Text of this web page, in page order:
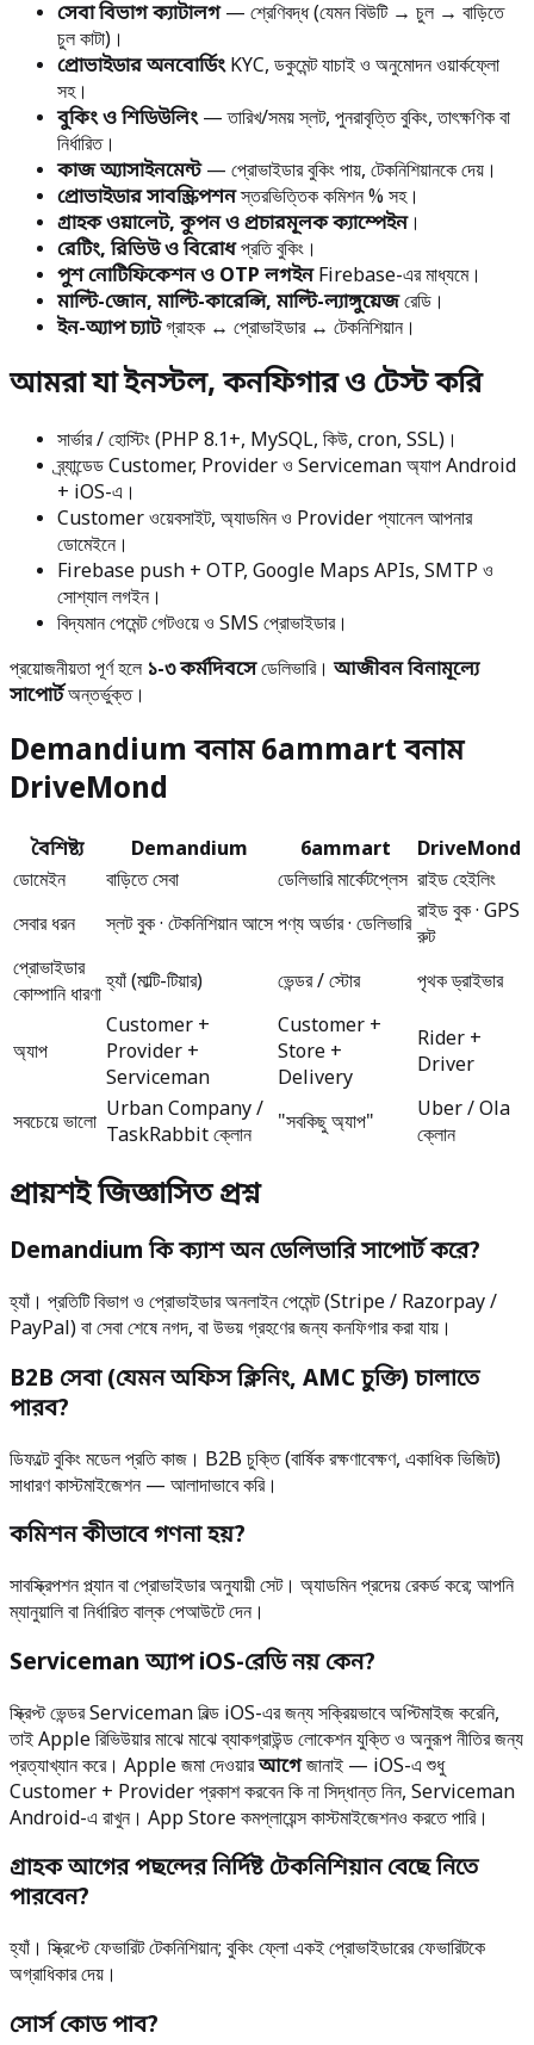
সেবা বিভাগ ক্যাটালগ— শ্রেণিবদ্ধ (যেমন বিউটি → চুল → বাড়িতে
চুল কাটা)।
প্রোভাইডার অনবোর্ডিংKYC, ডকুমেন্ট যাচাই ও অনুমোদন ওয়ার্কফ্লো
সহ।
বুকিং ও শিডিউলিং— তারিখ/সময় স্লট, পুনরাবৃত্তি বুকিং, তাৎক্ষণিক বা
নির্ধারিত।
কাজ অ্যাসাইনমেন্ট— প্রোভাইডার বুকিং পায়, টেকনিশিয়ানকে দেয়।
প্রোভাইডার সাবস্ক্রিপশনস্তরভিত্তিক কমিশন % সহ।
গ্রাহক ওয়ালেট, কুপন ও প্রচারমূলক ক্যাম্পেইন।
রেটিং, রিভিউ ও বিরোধপ্রতি বুকিং।
পুশ নোটিফিকেশন ও OTP লগইনFirebase-এর মাধ্যমে।
মাল্টি-জোন, মাল্টি-কারেন্সি, মাল্টি-ল্যাঙ্গুয়েজরেডি।
ইন-অ্যাপ চ্যাটগ্রাহক ↔ প্রোভাইডার ↔ টেকনিশিয়ান।
আমরা যা ইনস্টল, কনফিগার ও টেস্ট করি
সার্ভার / হোস্টিং (PHP 8.1+, MySQL, কিউ, cron, SSL)।
ব্র্যান্ডেড Customer, Provider ও Serviceman অ্যাপ Android
+ iOS-এ।
Customer ওয়েবসাইট, অ্যাডমিন ও Provider প্যানেল আপনার
ডোমেইনে।
Firebase push + OTP, Google Maps APIs, SMTP ও
সোশ্যাল লগইন।
বিদ্যমান পেমেন্ট গেটওয়ে ও SMS প্রোভাইডার।
প্রয়োজনীয়তা পূর্ণ হলে ১-৩ কর্মদিবসেডেলিভারি।আজীবন বিনামূল্যে
সাপোর্টঅন্তর্ভুক্ত।
Demandium বনাম 6ammart বনাম
DriveMond
বৈশিষ্ট্য Demandium 6ammart
DriveMond
ডোমেইন
বাড়িতে সেবা ডেলিভারি মার্কেটপ্লেস রাইড হেইলিং
সেবার ধরন
স্লট বুক · টেকনিশিয়ান আসেপণ্য অর্ডার · ডেলিভারি রাইড বুক · GPS
রুট
প্রোভাইডার
কোম্পানি ধারণাহ্যাঁ (মাল্টি-টিয়ার) ভেন্ডর / স্টোর পৃথক ড্রাইভার
অ্যাপ
Customer +
Provider +
Serviceman
Customer +
Store +
Delivery
Rider +
Driver
সবচেয়ে ভালো Urban Company /
TaskRabbit ক্লোন
"সবকিছু অ্যাপ"
Uber / Ola
ক্লোন
প্রায়শই জিজ্ঞাসিত প্রশ্ন
Demandium কি ক্যাশ অন ডেলিভারি সাপোর্ট করে?
হ্যাঁ। প্রতিটি বিভাগ ও প্রোভাইডার অনলাইন পেমেন্ট (Stripe / Razorpay /
PayPal) বা সেবা শেষে নগদ, বা উভয় গ্রহণের জন্য কনফিগার করা যায়।
B2B সেবা (যেমন অফিস ক্লিনিং, AMC চুক্তি) চালাতে
পারব?
ডিফল্টে বুকিং মডেল প্রতি কাজ। B2B চুক্তি (বার্ষিক রক্ষণাবেক্ষণ, একাধিক ভিজিট)
সাধারণ কাস্টমাইজেশন — আলাদাভাবে করি।
কমিশন কীভাবে গণনা হয়?
সাবস্ক্রিপশন প্ল্যান বা প্রোভাইডার অনুযায়ী সেট। অ্যাডমিন প্রদেয় রেকর্ড করে; আপনি
ম্যানুয়ালি বা নির্ধারিত বাল্ক পেআউটে দেন।
Serviceman অ্যাপ iOS-রেডি নয় কেন?
স্ক্রিপ্ট ভেন্ডর Serviceman বিল্ড iOS-এর জন্য সক্রিয়ভাবে অপ্টিমাইজ করেনি,
তাই Apple রিভিউয়ার মাঝে মাঝে ব্যাকগ্রাউন্ড লোকেশন যুক্তি ও অনুরূপ নীতির জন্য
প্রত্যাখ্যান করে। Apple জমা দেওয়ারআগেজানাই — iOS-এ শুধু
Customer + Provider প্রকাশ করবেন কি না সিদ্ধান্ত নিন, Serviceman
Android-এ রাখুন। App Store কমপ্লায়েন্স কাস্টমাইজেশনও করতে পারি।
গ্রাহক আগের পছন্দের নির্দিষ্ট টেকনিশিয়ান বেছে নিতে
পারবেন?
হ্যাঁ। স্ক্রিপ্টে ফেভারিট টেকনিশিয়ান; বুকিং ফ্লো একই প্রোভাইডারের ফেভারিটকে
অগ্রাধিকার দেয়।
সোর্স কোড পাব?